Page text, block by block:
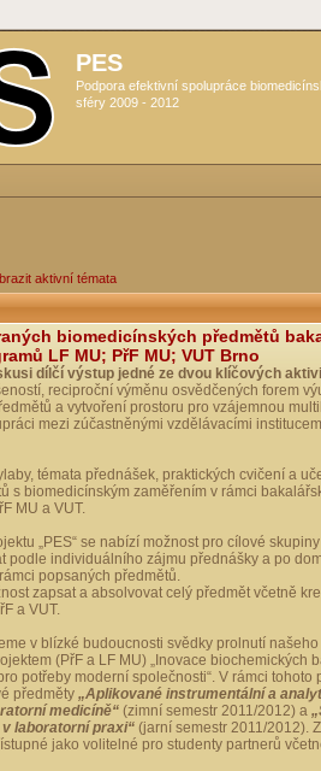
PES
Podpora efektivní spolupráce
sféry 2009 - 2012
aktivní témata
biomedicínských předmětů
LF MU; PřF MU; VUT Brno
dílčí výstup jedné ze dvou klíčových
reciproční výměnu osvědčených forem
a vytvoření prostoru pro vzájemnou
mezi zúčastněnými vzdělávacími
témata přednášek, praktických cvičení a
s biomedicínským zaměřením v rámci
MU a VUT.
„PES“ se nabízí možnost pro cílové
podle individuálního zájmu přednášky a po
popsaných předmětů.
zapsat a absolvovat celý předmět včetně
a VUT.
v blízké budoucnosti svědky prolnutí
(PřF a LF MU) „Inovace biochemických
potřeby moderní společnosti“. V rámci tohoto
předměty „Aplikované instrumentální a
medicíně“ (zimní semestr 2011/2012) a
laboratorní praxi“ (jarní semestr 2011/2012).
jako volitelné pro studenty partnerů